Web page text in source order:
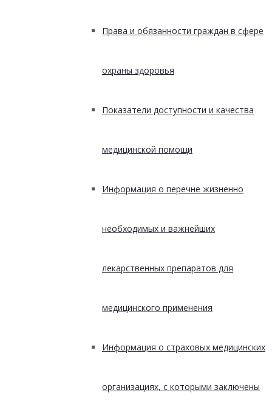
Права и обязанности граждан в сфере
охраны здоровья
Показатели доступности и качества
медицинской помощи
Информация о перечне жизненно
необходимых и важнейших
лекарственных препаратов для
медицинского применения
Информация о страховых медицинских
организациях, с которыми заключены